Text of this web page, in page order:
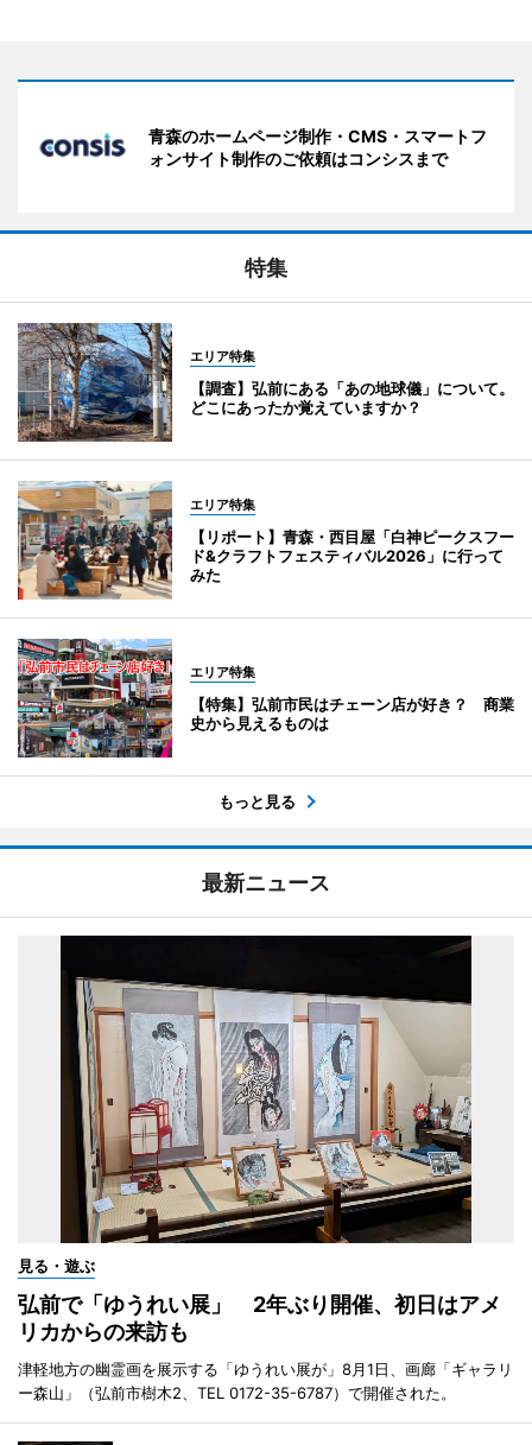
青森のホームページ制作・CMS・スマートフ
ォンサイト制作のご依頼はコンシスまで
特集
エリア特集
【調査】弘前にある「あの地球儀」について。
どこにあったか覚えていますか？
エリア特集
【リポート】青森・西目屋「白神ピークスフー
ド&クラフトフェスティバル2026」に行って
みた
エリア特集
【特集】弘前市民はチェーン店が好き？ 商業
史から見えるものは
もっと見る
最新ニュース
見る・遊ぶ
弘前で「ゆうれい展」 2年ぶり開催、初日はアメ
リカからの来訪も
津軽地方の幽霊画を展示する「ゆうれい展が」8月1日、画廊「ギャラリ
ー森山」（弘前市樹木2、TEL 0172-35-6787）で開催された。